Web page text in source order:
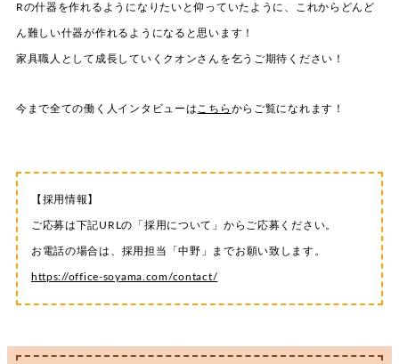
Rの什器を作れるようになりたいと仰っていたように、これからどんど
ん難しい什器が作れるようになると思います！
家具職人として成長していくクオンさんを乞うご期待ください！
今まで全ての働く人インタビューは こちら からご覧になれます！
【採用情報】
ご応募は下記URLの「採用について」からご応募ください。
お電話の場合は、採用担当「中野」までお願い致します。
https://office-soyama.com/contact/